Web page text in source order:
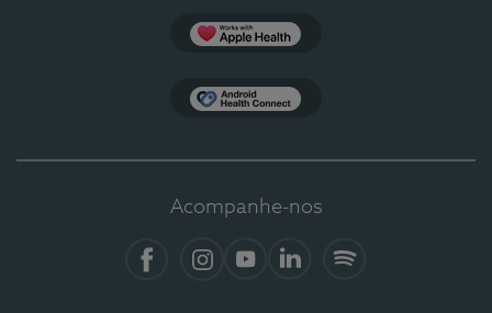
Acompanhe-nos